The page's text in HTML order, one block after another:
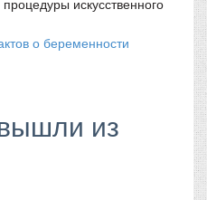
искусственного
из